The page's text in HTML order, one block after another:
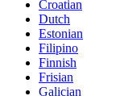
Croatian
Dutch
Estonian
Filipino
Finnish
Frisian
Galician